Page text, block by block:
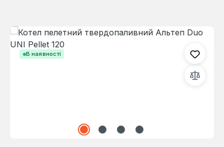
В наявності
Пропустити галерею зображень